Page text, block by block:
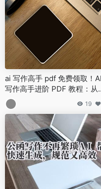
ai 写作高手 pdf 免费领取！AI
写作高手进阶 PDF 教程：从
门到精通的实用技巧
19